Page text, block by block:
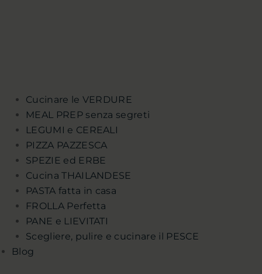
Cucinare le VERDURE
MEAL PREP senza segreti
LEGUMI e CEREALI
PIZZA PAZZESCA
SPEZIE ed ERBE
Cucina THAILANDESE
PASTA fatta in casa
FROLLA Perfetta
PANE e LIEVITATI
Scegliere, pulire e cucinare il PESCE
Blog